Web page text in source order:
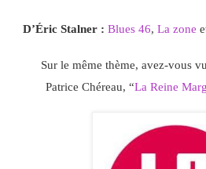
D’Éric Stalner : Blues 46, La zone
Sur le même thème, avez-vous
Patrice Chéreau, “La Reine